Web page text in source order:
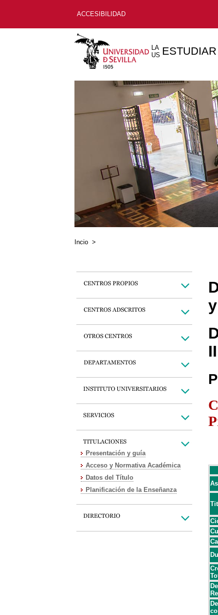
ACCESIBILIDAD
LA
US ESTUDIAR
Incio >
Presentación y guía
Acceso y Normativa Académica
Datos del Título
Planificación de la Enseñanza